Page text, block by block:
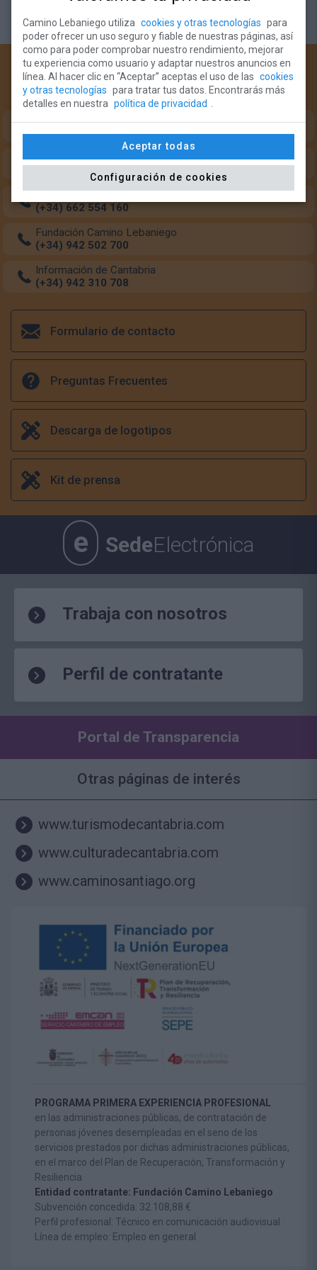
¿Necesitas ayuda?
Teléfonos de intererés para el peregrino:
Oficina del Peregrino (Monasterio Santo Toribio)
(+34) 633 349 684
Oficina del Peregrino (Potes)
(+34) 942 738 126
Transporte de mochilas
(+34) 662 554 160
Fundación Camino Lebaniego
(+34) 942 502 700
Información de Cantabria
(+34) 942 310 708
Formulario de contacto
Preguntas Frecuentes
Descarga de logotipos
Kit de prensa
e SedeElectrónica
Trabaja con nosotros
Perfil de contratante
Portal de Transparencia
Otras páginas de interés
www.turismodecantabria.com
www.culturadecantabria.com
www.caminosantiago.org
PROGRAMA PRIMERA EXPERIENCIA PROFESIONAL
en las administraciones públicas, de contratación de
personas jóvenes desempleadas en el seno de los
servicios prestados por dichas administraciones públicas,
en el marco del Plan de Recuperación, Transformación y
Resiliencia
Entidad contratante: Fundación Camino Lebaniego
Subvención concedida: 32.108,88 €
Perfil profesional: Técnico en comunicación audiovisual
Línea de empleo: Empleo en general
Camino Lebaniego utiliza cookies y otras tecnologías para
poder ofrecer un uso seguro y fiable de nuestras páginas, así
como para poder comprobar nuestro rendimiento, mejorar
tu experiencia como usuario y adaptar nuestros anuncios en
línea. Al hacer clic en “Aceptar” aceptas el uso de las cookies
y otras tecnologías para tratar tus datos. Encontrarás más
detalles en nuestra política de privacidad
Aceptar todas
Configuración de cookies